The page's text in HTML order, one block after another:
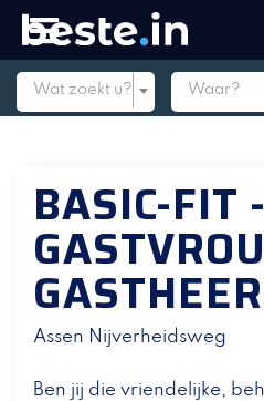
Wat zoekt u? Waar?
BASIC-FIT -
Assen Nijverheidsweg
Ben jij die vriendelijke,